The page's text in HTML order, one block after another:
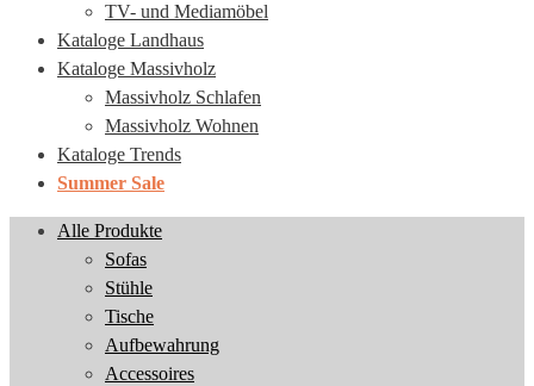
TV- und Mediamöbel
Kataloge Landhaus
Kataloge Massivholz
Massivholz Schlafen
Massivholz Wohnen
Kataloge Trends
Summer Sale
Alle Produkte
Sofas
Stühle
Tische
Aufbewahrung
Accessoires